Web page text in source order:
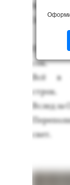
Му­зыкой
Пуш­кин
сок.
Всё в
Вслед за
свет.